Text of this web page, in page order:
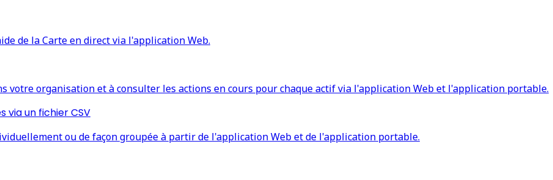
de la Carte en direct via l'application Web.
votre organisation et à consulter les actions en cours pour chaque actif via l'application Web et l'application portable.
via un fichier CSV
ou de façon groupée à partir de l'application Web et de l'application portable.